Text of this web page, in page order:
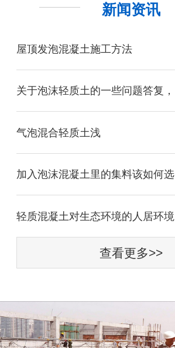
新闻资讯
屋顶发泡混凝土施工方法
关于泡沫轻质土的一些问题答复，
气泡混合轻质土​浅
加入泡沫混凝土里的集料该如何选
轻质混凝土对生态环境的人居环境
查看更多>>